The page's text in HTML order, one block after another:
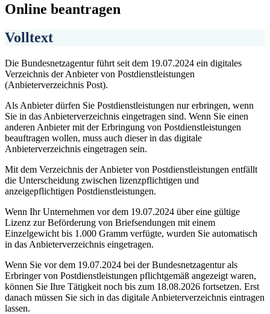
Online beantragen
Volltext
Die Bundesnetzagentur führt seit dem 19.07.2024 ein digitales
Verzeichnis der Anbieter von Postdienstleistungen
(Anbieterverzeichnis Post).
Als Anbieter dürfen Sie Postdienstleistungen nur erbringen, wenn
Sie in das Anbieterverzeichnis eingetragen sind. Wenn Sie einen
anderen Anbieter mit der Erbringung von Postdienstleistungen
beauftragen wollen, muss auch dieser in das digitale
Anbieterverzeichnis eingetragen sein.
Mit dem Verzeichnis der Anbieter von Postdienstleistungen entfällt
die Unterscheidung zwischen lizenzpflichtigen und
anzeigepflichtigen Postdienstleistungen.
Wenn Ihr Unternehmen vor dem 19.07.2024 über eine gültige
Lizenz zur Beförderung von Briefsendungen mit einem
Einzelgewicht bis 1.000 Gramm verfügte, wurden Sie automatisch
in das Anbieterverzeichnis eingetragen.
Wenn Sie vor dem 19.07.2024 bei der Bundesnetzagentur als
Erbringer von Postdienstleistungen pflichtgemäß angezeigt waren,
können Sie Ihre Tätigkeit noch bis zum 18.08.2026 fortsetzen. Erst
danach müssen Sie sich in das digitale Anbieterverzeichnis eintragen
lassen.